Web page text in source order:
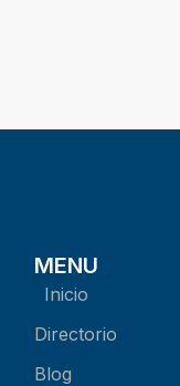
MENU
Inicio
Directorio
Blog